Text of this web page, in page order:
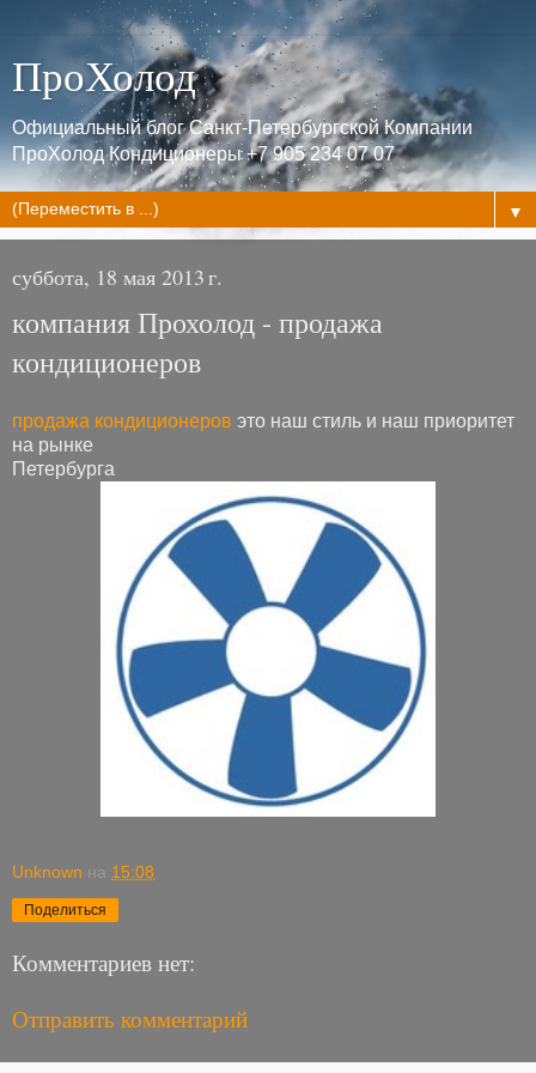
ПроХолод
Официальный блог Санкт-Петербургской Компании
ПроХолод Кондиционеры +7 905 234 07 07
▼
суббота, 18 мая 2013 г.
компания Прохолод - продажа
кондиционеров
продажа кондиционеров это наш стиль и наш приоритет
на рынке
Петербурга
Unknown на 15:08
Поделиться
Комментариев нет:
Отправить комментарий